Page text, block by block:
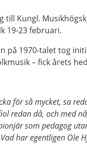
Kungl.
19-23 februari.
på 1970-talet tog
– fick årets
för så mycket, sa
redan då, och med
som pedagog
har egentligen Ole